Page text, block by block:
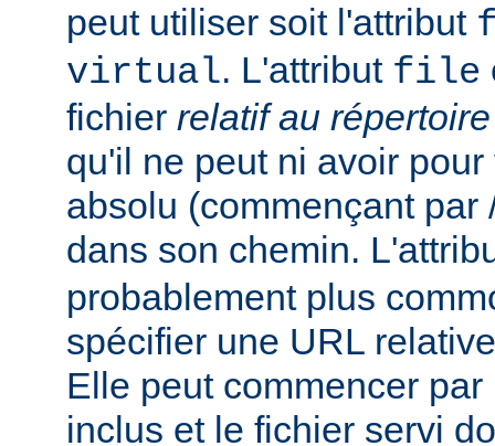
peut utiliser soit l'attribut
virtual. L'attribut file
fichier relatif au
qu'il ne peut ni avoir
absolu (commençant par
dans son chemin.
probablement plus
spécifier une URL
Elle peut commencer
inclus et le fichier servi